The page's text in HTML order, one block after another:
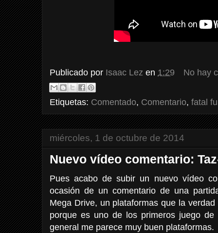
Publicado por Isaac Lez en 1:29 No hay
Etiquetas: Comentado, Comentario, fatal
miércoles, 1 de octubre de 2014
Nuevo vídeo comentario:
Pues acabo de subir un nuevo vídeo
ocasión de un comentario de una
Mega Drive, un plataformas que la
porque es uno de los primeros juego
general me parece muy buen plataformas.